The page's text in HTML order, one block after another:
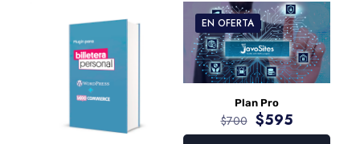
EN OFERTA
Plan Pro
$700 $595